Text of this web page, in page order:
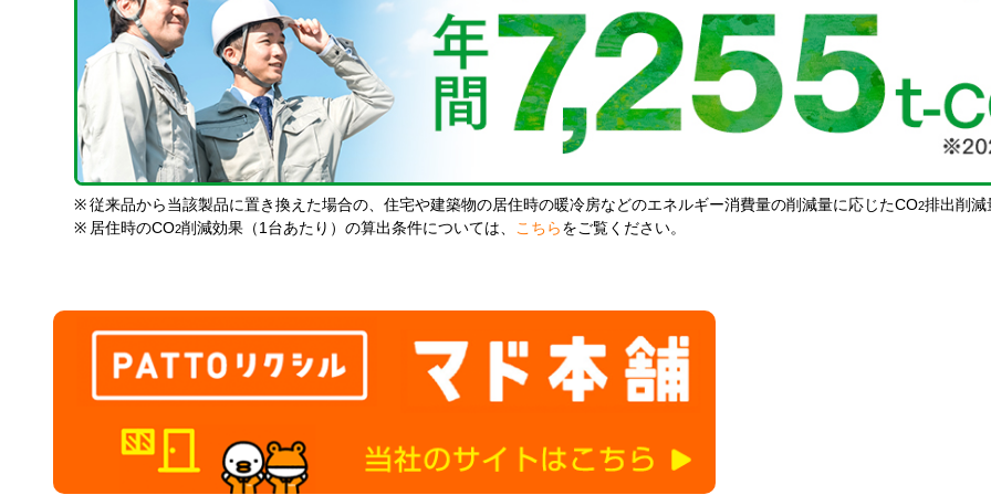
※ 従来品から当該製品に置き換えた場合の、住宅や建築物の居住時の暖冷房などのエネルギー消費量の削減量に応じたCO2排出削減
※ 居住時のCO2削減効果（1台あたり）の算出条件については、 こちら をご覧ください。